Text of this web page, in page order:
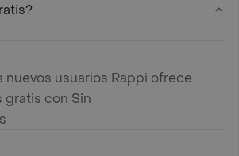
nuevos usuarios Rappi ofrece
gratis con Sin